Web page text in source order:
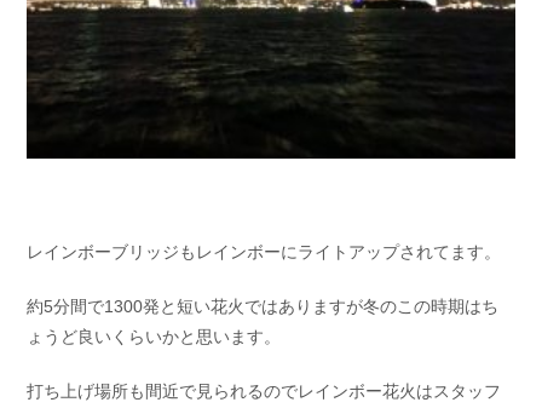
レインボーブリッジもレインボーにライトアップされてます。
約5分間で1300発と短い花火ではありますが冬のこの時期はち
ょうど良いくらいかと思います。
打ち上げ場所も間近で見られるのでレインボー花火はスタッフ